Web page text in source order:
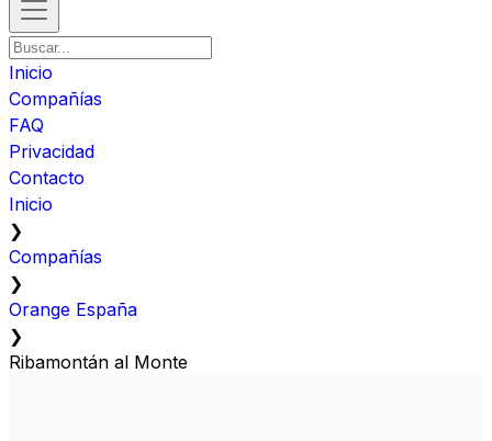
Inicio
Compañías
FAQ
Privacidad
Contacto
Inicio
❯
Compañías
❯
Orange España
❯
Ribamontán al Monte